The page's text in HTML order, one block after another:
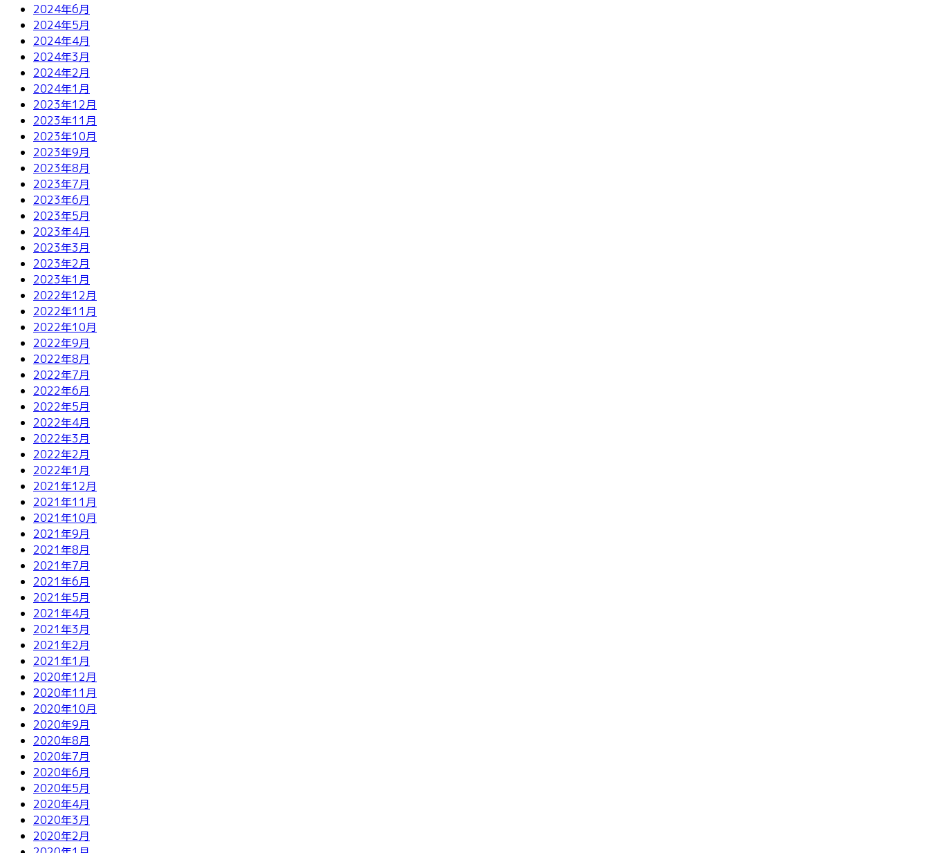
2024年6月
2024年5月
2024年4月
2024年3月
2024年2月
2024年1月
2023年12月
2023年11月
2023年10月
2023年9月
2023年8月
2023年7月
2023年6月
2023年5月
2023年4月
2023年3月
2023年2月
2023年1月
2022年12月
2022年11月
2022年10月
2022年9月
2022年8月
2022年7月
2022年6月
2022年5月
2022年4月
2022年3月
2022年2月
2022年1月
2021年12月
2021年11月
2021年10月
2021年9月
2021年8月
2021年7月
2021年6月
2021年5月
2021年4月
2021年3月
2021年2月
2021年1月
2020年12月
2020年11月
2020年10月
2020年9月
2020年8月
2020年7月
2020年6月
2020年5月
2020年4月
2020年3月
2020年2月